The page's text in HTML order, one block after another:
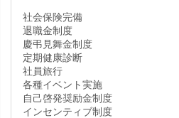
社会保険完備
退職金制度
慶弔見舞金制度
定期健康診断
社員旅行
各種イベント実施
自己啓発奨励金制度
インセンティブ制度